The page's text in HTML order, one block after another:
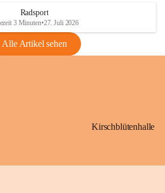
Radsport
3 Minuten•27. Juli 2026
Alle Artikel sehen
Kirschblütenhalle